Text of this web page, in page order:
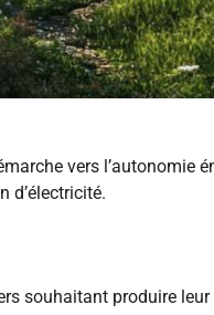
vers l’autonomie
d’électricité.
souhaitant produire leur